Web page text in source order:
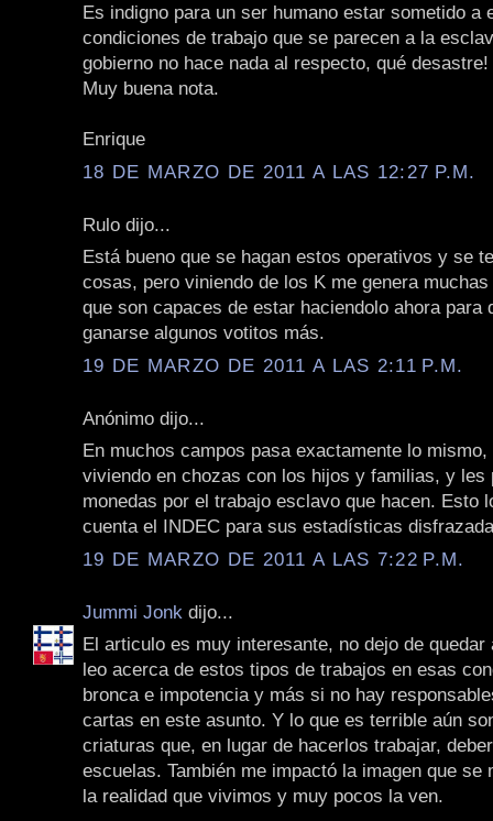
Es indigno para un ser humano estar sometido a
condiciones de trabajo que se parecen a la
gobierno no hace nada al respecto, qué desastre!
Muy buena nota.
Enrique
18 DE MARZO DE 2011 A LAS 12:27 P.M.
Rulo dijo...
Está bueno que se hagan estos operativos y se
cosas, pero viniendo de los K me genera
que son capaces de estar haciendolo ahora para
ganarse algunos votitos más.
19 DE MARZO DE 2011 A LAS 2:11 P.M.
Anónimo dijo...
En muchos campos pasa exactamente lo
viviendo en chozas con los hijos y familias, y les
monedas por el trabajo esclavo que hacen. Esto
cuenta el INDEC para sus estadísticas
19 DE MARZO DE 2011 A LAS 7:22 P.M.
Jummi Jonk dijo...
El articulo es muy interesante, no dejo de quedar
leo acerca de estos tipos de trabajos en esas
bronca e impotencia y más si no hay
cartas en este asunto. Y lo que es terrible aún
criaturas que, en lugar de hacerlos trabajar,
escuelas. También me impactó la imagen que se
la realidad que vivimos y muy pocos la ven.